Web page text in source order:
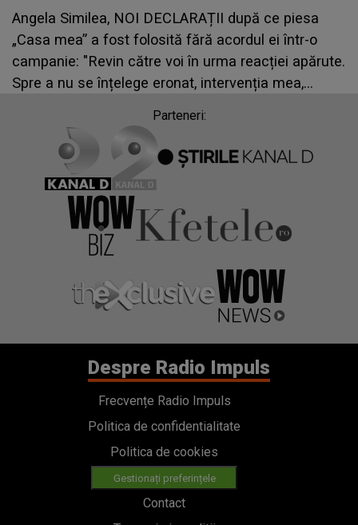
Angela Similea, NOI DECLARAȚII după ce piesa
„Casa mea” a fost folosită fără acordul ei într-o
campanie: "Revin către voi în urma reacției apărute.
Spre a nu se înțelege eronat, intervenția mea,
Parteneri:
Despre Radio Impuls
Frecvențe Radio Impuls
Politica de confidentialitate
Politica de cookies
Gestionați preferințele
Contact